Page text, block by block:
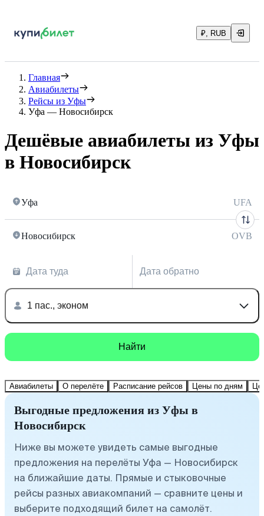
₽, RUB
Главная
Авиабилеты
Рейсы из Уфы
Уфа — Новосибирск
Дешёвые авиабилеты из Уфы
в Новосибирск
Уфа UFA
Новосибирск OVB
Дата туда Дата обратно
1 пас., эконом
Найти
Авиабилеты О перелёте Расписание рейсов Цены по дням
Выгодные предложения из Уфы в
Новосибирск
Ниже вы можете увидеть самые выгодные
предложения на перелёты Уфа — Новосибирск
на ближайшие даты. Прямые и стыковочные
рейсы разных авиакомпаний — сравните цены и
выберите подходящий билет на самолёт.